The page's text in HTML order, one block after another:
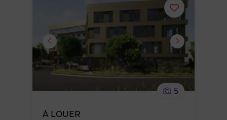
Ajouter
ou
supprimer
le
5
À LOUER